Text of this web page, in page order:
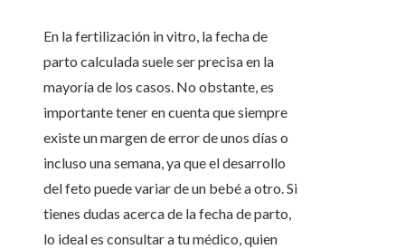
En la fertilización in vitro, la fecha de
parto calculada suele ser precisa en la
mayoría de los casos. No obstante, es
importante tener en cuenta que siempre
existe un margen de error de unos días o
incluso una semana, ya que el desarrollo
del feto puede variar de un bebé a otro. Si
tienes dudas acerca de la fecha de parto,
lo ideal es consultar a tu médico, quien